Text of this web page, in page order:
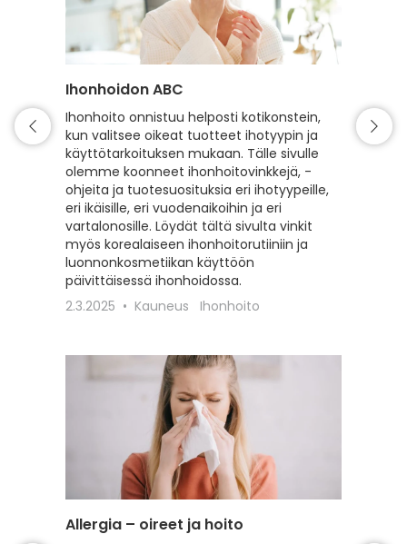
Ihonhoidon ABC
Ihonhoito onnistuu helposti kotikonstein,
kun valitsee oikeat tuotteet ihotyypin ja
käyttötarkoituksen mukaan. Tälle sivulle
olemme koonneet ihonhoitovinkkejä, -
ohjeita ja tuotesuosituksia eri ihotyypeille,
eri ikäisille, eri vuodenaikoihin ja eri
vartalonosille. Löydät tältä sivulta vinkit
myös korealaiseen ihonhoitorutiiniin ja
luonnonkosmetiikan käyttöön
päivittäisessä ihonhoidossa.
2.3.2025
Kauneus Ihonhoito
Hyvin
Allergia – oireet ja hoito